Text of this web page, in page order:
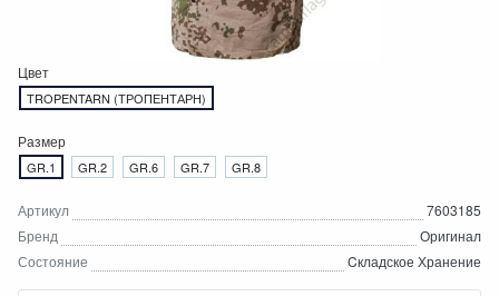
Цвет
TROPENTARN (ТРОПЕНТАРН)
Размер
GR.1 GR.2 GR.6 GR.7 GR.8
Артикул
7603185
Бренд
Оригинал
Состояние
Cкладское Хранение